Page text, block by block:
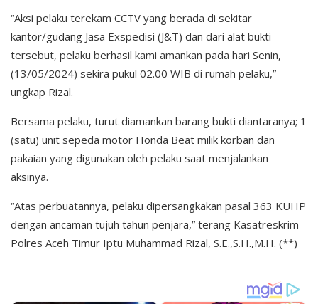
“Aksi pelaku terekam CCTV yang berada di sekitar
kantor/gudang Jasa Exspedisi (J&T) dan dari alat bukti
tersebut, pelaku berhasil kami amankan pada hari Senin,
(13/05/2024) sekira pukul 02.00 WIB di rumah pelaku,”
ungkap Rizal.
Bersama pelaku, turut diamankan barang bukti diantaranya; 1
(satu) unit sepeda motor Honda Beat milik korban dan
pakaian yang digunakan oleh pelaku saat menjalankan
aksinya.
“Atas perbuatannya, pelaku dipersangkakan pasal 363 KUHP
dengan ancaman tujuh tahun penjara,” terang Kasatreskrim
Polres Aceh Timur Iptu Muhammad Rizal, S.E.,S.H.,M.H. (**)